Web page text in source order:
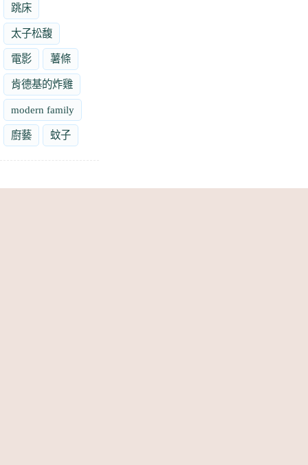
跳床
太子松馥
電影 薯條
肯德基的炸雞
modern family
廚藝 蚊子